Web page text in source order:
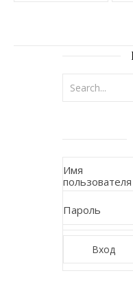
Имя
пользователя
Пароль